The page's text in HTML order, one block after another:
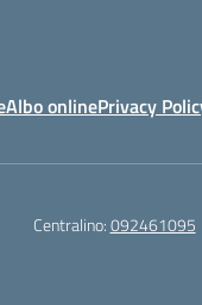
Albo onlinePrivacy
Centralino:092461095